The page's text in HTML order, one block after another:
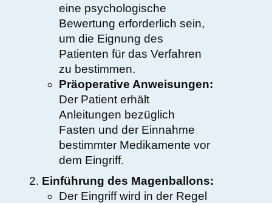
eine psychologische
Bewertung erforderlich sein,
um die Eignung des
Patienten für das Verfahren
zu bestimmen.
Präoperative Anweisungen:
Der Patient erhält
Anleitungen bezüglich
Fasten und der Einnahme
bestimmter Medikamente vor
dem Eingriff.
Einführung des Magenballons:
Der Eingriff wird in der Regel